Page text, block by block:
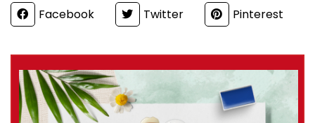
PartagerFacebook Twitter Pinterest